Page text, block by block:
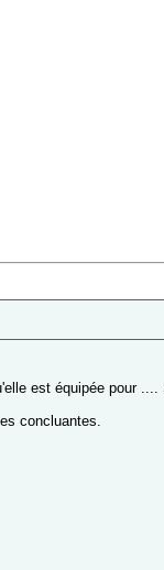
est équipée pour ....
concluantes.